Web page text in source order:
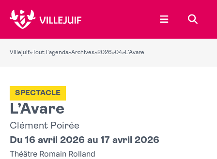
Ouvrir le
Villejuif» Tout l'agenda»Archives»2026»04»L’Avare
L’Avare
SPECTACLE
Clément Poirée
Du 16 avril 2026 au 17 avril 2026
Théâtre Romain Rolland